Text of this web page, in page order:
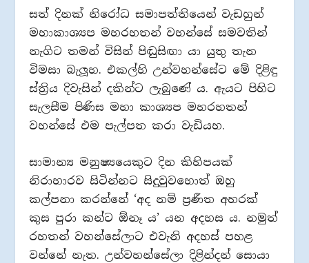
සත් දිනක් නිරෝධ සමාපත්තියෙන් වැඩහුන්
මහාකාශ්‍යප මහරහතන් වහන්සේ සමවතින්
නැගිට තමන් විසින් පිඬුසිඟා යා යුතු තැන
විමසා බැලූහ. එකල්හි උන්වහන්සේට මේ දිළිඳු
ස්ත්‍රිය දිවැසින් දකින්ට ලැබුණේ ය. ඇයට පිහිට
සැලසීම පිණිස මහා කාශ්‍යප මහරහතන්
වහන්සේ එම පැල්පත කරා වැඩියහ.
සාමාන්‍ය මනුෂ්‍යයෙකුට දින කිහිපයක්
නිරාහාරව සිටින්නට සිදුවුවහොත් ඔහු
කල්පනා කරන්නේ ‘අද නම් ප්‍රණීත අහරක්
කුස පුරා කන්ට ඕනෑ ය’ යන අදහස ය. නමුත්
රහතන් වහන්සේලාට එවැනි අදහස් පහළ
වන්නේ නැත. උන්වහන්සේලා දිළින්දන් සොයා